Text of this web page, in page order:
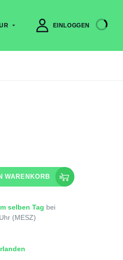
EINLOGGEN
WARENKORB
selben Tag bei
(MESZ)